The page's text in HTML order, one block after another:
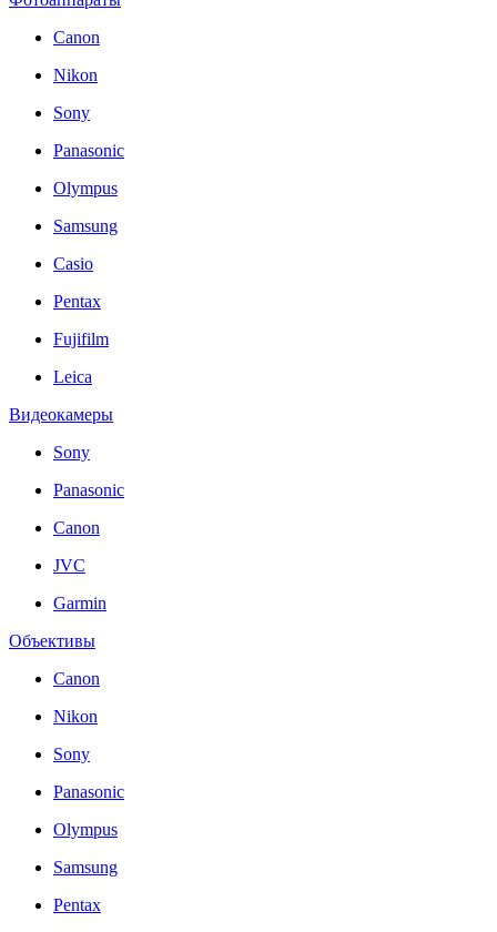
Canon
Nikon
Sony
Panasonic
Olympus
Samsung
Casio
Pentax
Fujifilm
Leica
Видеокамеры
Sony
Panasonic
Canon
JVC
Garmin
Объективы
Canon
Nikon
Sony
Panasonic
Olympus
Samsung
Pentax